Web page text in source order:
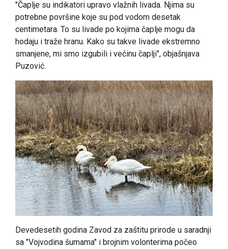
"Čaplje su indikatori upravo vlažnih livada. Njima su
potrebne površine koje su pod vodom desetak
centimetara. To su livade po kojima čaplje mogu da
hodaju i traže hranu. Kako su takve livade ekstremno
smanjene, mi smo izgubili i većinu čaplji", objašnjava
Puzović.
Devedesetih godina Zavod za zaštitu prirode u saradnji
sa "Vojvodina šumama" i brojnim volonterima počeo